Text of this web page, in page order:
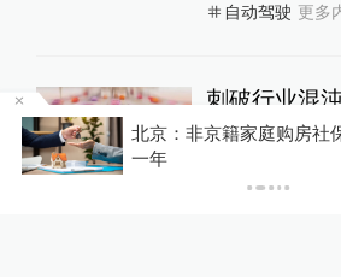
自动驾驶 更多
刺破行业混
大幕开启
北京：非京籍家庭购房社
一年